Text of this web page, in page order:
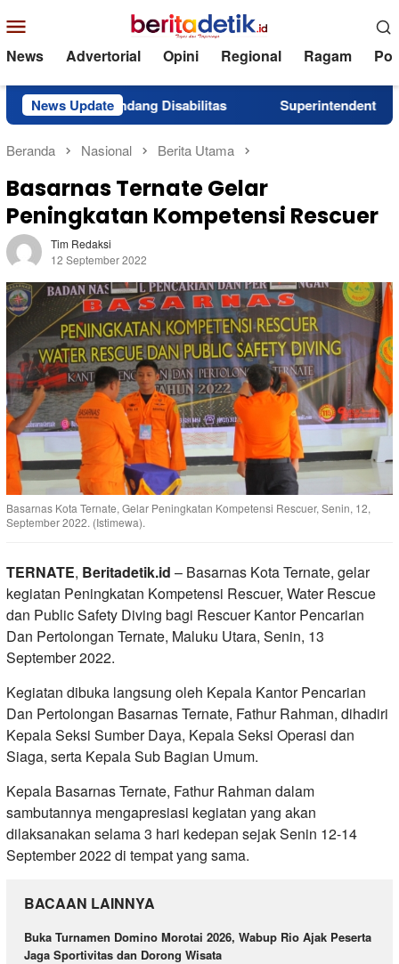
ke
kontenMobile
News Advertorial Opini Regional Ragam
News Update
Disabilitas Superintendent NHM Berbagi
Beranda Nasional Berita Utama
Basarnas Ternate Gelar
Peningkatan Kompetensi Rescuer
Tim Redaksi
12 September 2022
Basarnas Kota Ternate, Gelar Peningkatan Kompetensi Rescuer, Senin, 12,
September 2022. (Istimewa).
TERNATE, Beritadetik.id – Basarnas Kota Ternate, gelar
kegiatan Peningkatan Kompetensi Rescuer, Water Rescue
dan Public Safety Diving bagi Rescuer Kantor Pencarian
Dan Pertolongan Ternate, Maluku Utara, Senin, 13
September 2022.
Kegiatan dibuka langsung oleh Kepala Kantor Pencarian
Dan Pertolongan Basarnas Ternate, Fathur Rahman, dihadiri
Kepala Seksi Sumber Daya, Kepala Seksi Operasi dan
Siaga, serta Kepala Sub Bagian Umum.
Kepala Basarnas Ternate, Fathur Rahman dalam
sambutannya mengapresiasi kegiatan yang akan
dilaksanakan selama 3 hari kedepan sejak Senin 12-14
September 2022 di tempat yang sama.
BACAAN LAINNYA
Buka Turnamen Domino Morotai 2026, Wabup Rio Ajak Peserta
Jaga Sportivitas dan Dorong Wisata